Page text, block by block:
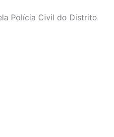
Polícia Civil do Distrito